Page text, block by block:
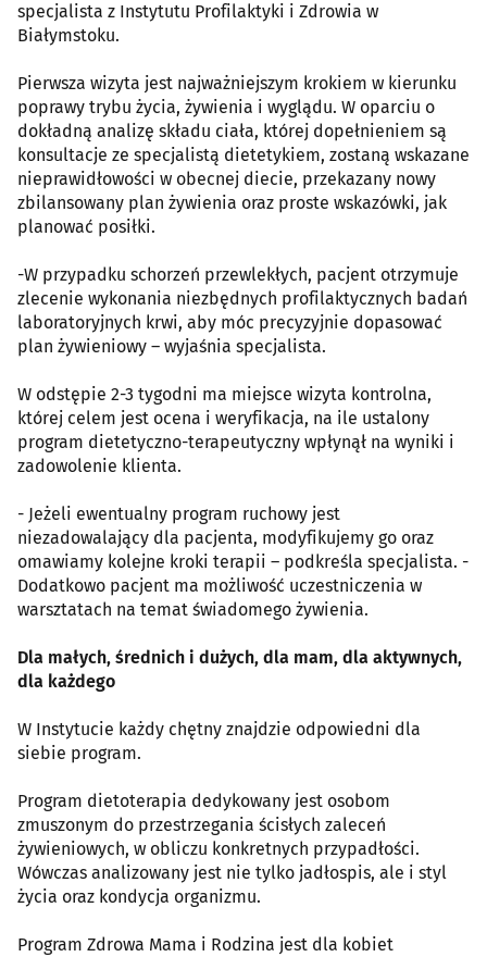
specjalista z Instytutu Profilaktyki i Zdrowia w
Białymstoku.
Pierwsza wizyta jest najważniejszym krokiem w kierunku
poprawy trybu życia, żywienia i wyglądu. W oparciu o
dokładną analizę składu ciała, której dopełnieniem są
konsultacje ze specjalistą dietetykiem, zostaną wskazane
nieprawidłowości w obecnej diecie, przekazany nowy
zbilansowany plan żywienia oraz proste wskazówki, jak
planować posiłki.
-W przypadku schorzeń przewlekłych, pacjent otrzymuje
zlecenie wykonania niezbędnych profilaktycznych badań
laboratoryjnych krwi, aby móc precyzyjnie dopasować
plan żywieniowy – wyjaśnia specjalista.
W odstępie 2-3 tygodni ma miejsce wizyta kontrolna,
której celem jest ocena i weryfikacja, na ile ustalony
program dietetyczno-terapeutyczny wpłynął na wyniki i
zadowolenie klienta.
- Jeżeli ewentualny program ruchowy jest
niezadowalający dla pacjenta, modyfikujemy go oraz
omawiamy kolejne kroki terapii – podkreśla specjalista. -
Dodatkowo pacjent ma możliwość uczestniczenia w
warsztatach na temat świadomego żywienia.
Dla małych, średnich i dużych, dla mam, dla aktywnych,
dla każdego
W Instytucie każdy chętny znajdzie odpowiedni dla
siebie program.
Program dietoterapia dedykowany jest osobom
zmuszonym do przestrzegania ścisłych zaleceń
żywieniowych, w obliczu konkretnych przypadłości.
Wówczas analizowany jest nie tylko jadłospis, ale i styl
życia oraz kondycja organizmu.
Program Zdrowa Mama i Rodzina jest dla kobiet